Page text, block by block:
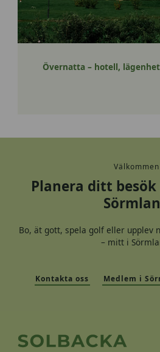
Övernatta – hotell,
Välkommen
Planera ditt besök
Bo, ät gott, spela golf eller upplev
– mitt i
Kontakta oss Medlem i